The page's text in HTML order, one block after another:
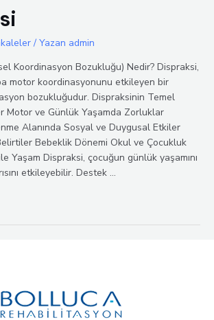
/ Yazan admin
Koordinasyon Bozukluğu) Nedir? Dispraksi,
motor koordinasyonunu etkileyen bir
bozukluğudur. Dispraksinin Temel
Motor ve Günlük Yaşamda Zorluklar
Alanında Sosyal ve Duygusal Etkiler
Bebeklik Dönemi Okul ve Çocukluk
Yaşam Dispraksi, çocuğun günlük yaşamını
etkileyebilir. Destek …